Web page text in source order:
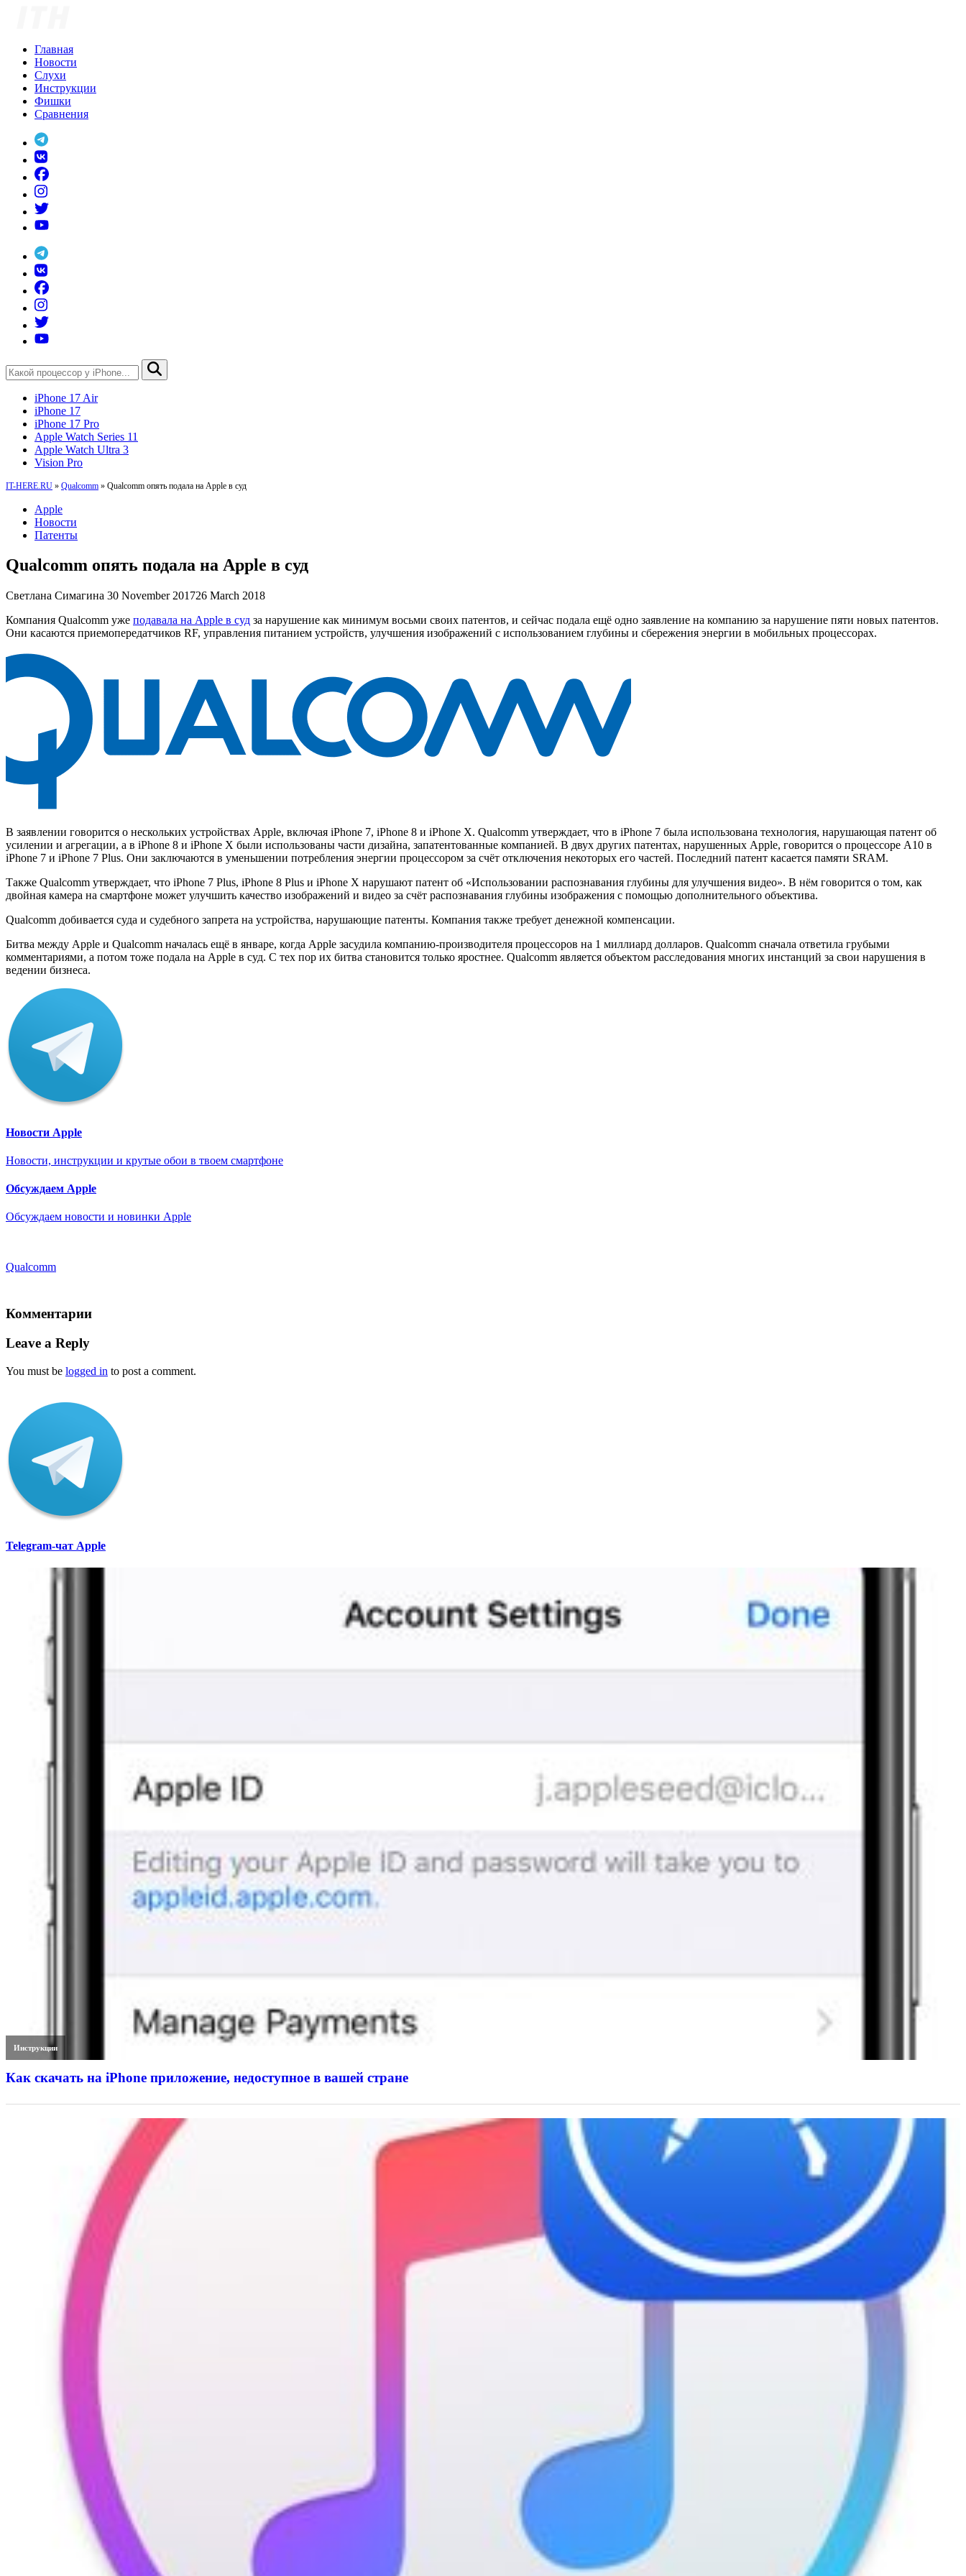
Главная
Новости
Слухи
Инструкции
Фишки
Сравнения
iPhone 17 Air
iPhone 17
iPhone 17 Pro
Apple Watch Series 11
Apple Watch Ultra 3
Vision Pro
IT-HERE.RU » Qualcomm » Qualcomm опять подала на Apple в суд
Apple
Новости
Патенты
Qualcomm опять подала на Apple в суд
Светлана Симагина 30 November 201726 March 2018
Компания Qualcomm уже подавала на Apple в суд за нарушение как минимум восьми своих патентов, и сейчас подала ещё одно заявление на компанию за нарушение пяти новых патентов.
Они касаются приемопередатчиков RF, управления питанием устройств, улучшения изображений с использованием глубины и сбережения энергии в мобильных процессорах.
В заявлении говорится о нескольких устройствах Apple, включая iPhone 7, iPhone 8 и iPhone X. Qualcomm утверждает, что в iPhone 7 была использована технология, нарушающая патент об
усилении и агрегации, а в iPhone 8 и iPhone X были использованы части дизайна, запатентованные компанией. В двух других патентах, нарушенных Apple, говорится о процессоре A10 в
iPhone 7 и iPhone 7 Plus. Они заключаются в уменьшении потребления энергии процессором за счёт отключения некоторых его частей. Последний патент касается памяти SRAM.
Также Qualcomm утверждает, что iPhone 7 Plus, iPhone 8 Plus и iPhone X нарушают патент об «Использовании распознавания глубины для улучшения видео». В нём говорится о том, как
двойная камера на смартфоне может улучшить качество изображений и видео за счёт распознавания глубины изображения с помощью дополнительного объектива.
Qualcomm добивается суда и судебного запрета на устройства, нарушающие патенты. Компания также требует денежной компенсации.
Битва между Apple и Qualcomm началась ещё в январе, когда Apple засудила компанию-производителя процессоров на 1 миллиард долларов. Qualcomm сначала ответила грубыми
комментариями, а потом тоже подала на Apple в суд. С тех пор их битва становится только яростнее. Qualcomm является объектом расследования многих инстанций за свои нарушения в
ведении бизнеса.
Новости Apple
Новости, инструкции и крутые обои в твоем смартфоне
Обсуждаем Apple
Обсуждаем новости и новинки Apple
Qualcomm
Комментарии
Leave a Reply
You must be logged in to post a comment.
Telegram-чат Apple
Инструкции
Как скачать на iPhone приложение, недоступное в вашей стране